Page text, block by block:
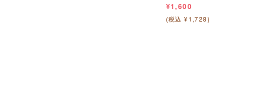
¥1,600
(税込 ¥1,728)